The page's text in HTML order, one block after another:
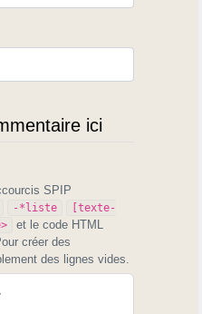
ici
SPIP
-*liste
[texte-
et le code HTML
créer des
des lignes vides.